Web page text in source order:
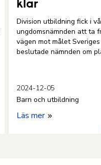
klar
Division utbildning fick i
ungdomsnämnden att ta
vägen mot målet
beslutade nämnden om
2024-12-05
Barn och utbildning
Läs mer